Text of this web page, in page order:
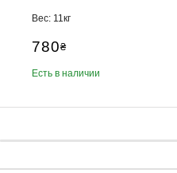
Вес: 11кг
780₴
Есть в наличии